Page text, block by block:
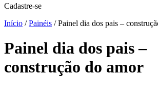
Cadastre-se
Início /Painéis / Painel dia dos pais –
Painel dia dos pais –
construção do amor